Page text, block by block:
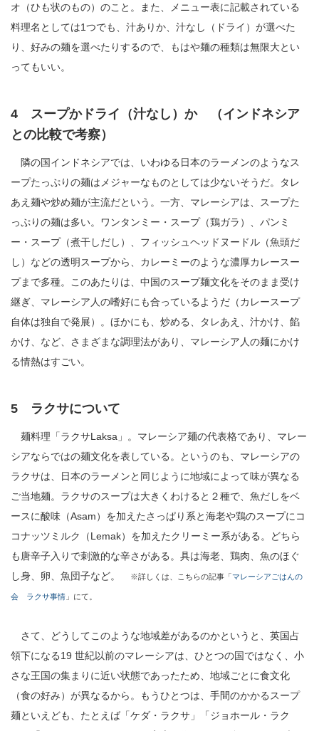
オ（ひも状のもの）のこと。また、メニュー表に記載されている
料理名としては1つでも、汁ありか、汁なし（ドライ）が選べた
り、好みの麺を選べたりするので、もはや麺の種類は無限大とい
ってもいい。
4 スープかドライ（汁なし）か （インドネシア
との比較で考察）
隣の国インドネシアでは、いわゆる日本のラーメンのようなス
ープたっぷりの麺はメジャーなものとしては少ないそうだ。タレ
あえ麺や炒め麺が主流だという。一方、マレーシアは、スープた
っぷりの麺は多い。ワンタンミー・スープ（鶏ガラ）、パンミ
ー・スープ（煮干しだし）、フィッシュヘッドヌードル（魚頭だ
し）などの透明スープから、カレーミーのような濃厚カレースー
プまで多種。このあたりは、中国のスープ麺文化をそのまま受け
継ぎ、マレーシア人の嗜好にも合っているようだ（カレースープ
自体は独自で発展）。ほかにも、炒める、タレあえ、汁かけ、餡
かけ、など、さまざまな調理法があり、マレーシア人の麺にかけ
る情熱はすごい。
5 ラクサについて
麺料理「ラクサLaksa」。マレーシア麺の代表格であり、マレー
シアならではの麺文化を表している。というのも、マレーシアの
ラクサは、日本のラーメンと同じように地域によって味が異なる
ご当地麺。ラクサのスープは大きくわけると２種で、魚だしをベ
ースに酸味（Asam）を加えたさっぱり系と海老や鶏のスープにコ
コナッツミルク（Lemak）を加えたクリーミー系がある。どちら
も唐辛子入りで刺激的な辛さがある。具は海老、鶏肉、魚のほぐ
し身、卵、魚団子など。
※詳しくは、こちらの記事「マレーシアごはんの
会 ラクサ事情 」にて。
さて、どうしてこのような地域差があるのかというと、英国占
領下になる19 世紀以前のマレーシアは、ひとつの国ではなく、小
さな王国の集まりに近い状態であったため、地域ごとに食文化
（食の好み）が異なるから。もうひとつは、手間のかかるスープ
麺といえども、たとえば「ケダ・ラクサ」「ジョホール・ラク